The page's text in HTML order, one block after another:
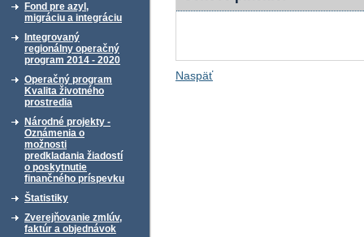
Fond pre azyl,
migráciu a integráciu
Integrovaný
regionálny operačný
program 2014 - 2020
Operačný program
Kvalita životného
prostredia
Národné projekty -
Oznámenia o
možnosti
predkladania žiadostí
o poskytnutie
finančného príspevku
Štatistiky
Zverejňovanie zmlúv,
faktúr a objednávok
Naspäť